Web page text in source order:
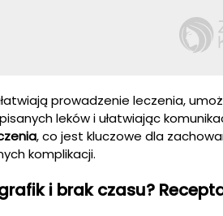
prowadzenie leczenia,
leków i ułatwiając
, co jest kluczowe dla
komplikacji.
i brak czasu?